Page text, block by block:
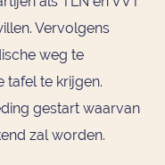
Vervolgens
weg te
tafel te krijgen.
gestart waarvan
zal worden.